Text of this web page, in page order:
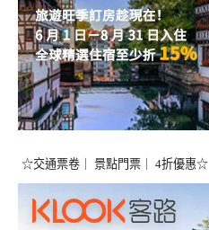
☆交通票卷｜ 景點門票｜ 4折優惠☆